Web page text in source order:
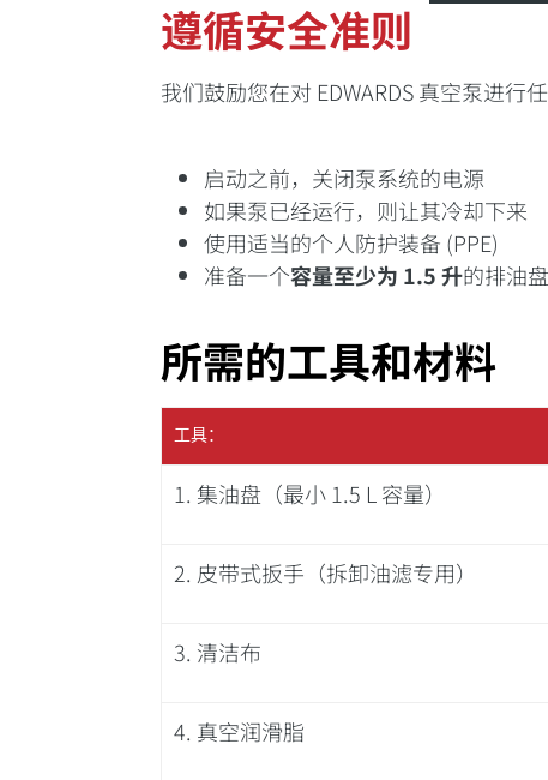
遵循安全准则
我们鼓励您在对 EDWARDS 真空泵进行
启动之前，关闭泵系统的电源
如果泵已经运行，则让其冷却下来
使用适当的个人防护装备 (PPE)
准备一个容量至少为 1.5 升的排油盘
所需的工具和材料
工具：
1. 集油盘（最小 1.5 L 容量）
2. 皮带式扳手（拆卸油滤专用）
3. 清洁布
4. 真空润滑脂